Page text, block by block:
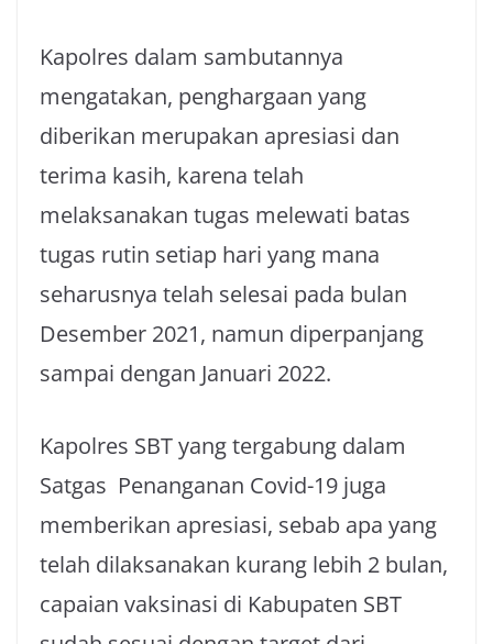
Kapolres dalam sambutannya
mengatakan, penghargaan yang
diberikan merupakan apresiasi dan
terima kasih, karena telah
melaksanakan tugas melewati batas
tugas rutin setiap hari yang mana
seharusnya telah selesai pada bulan
Desember 2021, namun diperpanjang
sampai dengan Januari 2022.
Kapolres SBT yang tergabung dalam
Satgas Penanganan Covid-19 juga
memberikan apresiasi, sebab apa yang
telah dilaksanakan kurang lebih 2 bulan,
capaian vaksinasi di Kabupaten SBT